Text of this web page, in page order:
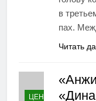
в
пах.
Читать
ЦЕНТР